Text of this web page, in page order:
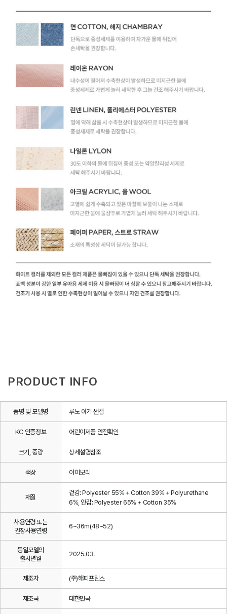
PRODUCT INFO
품명 및 모델명 루노 아기 썬캡
KC 인증정보 어린이제품 안전확인
크기, 중량 상세설명참조
색상 아이보리
재질
겉감: Polyester 55% + Cotton 39% + Polyurethane
6%, 안감: Polyester 65% + Cotton 35%
사용연령 또는
권장사용연령
6~36m(48~52)
동일모델의
출시년월
2025.03.
제조자 (주)해피프린스
제조국 대한민국